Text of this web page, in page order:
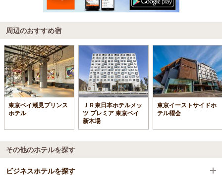
周辺のおすすめ宿
東京ベイ潮見プリンス
ホテル
ＪＲ東日本ホテルメッ
ツ プレミア 東京ベイ
新木場
東京イーストサイドホ
テル櫂会
その他のホテルを探す
ビジネスホテルを探す